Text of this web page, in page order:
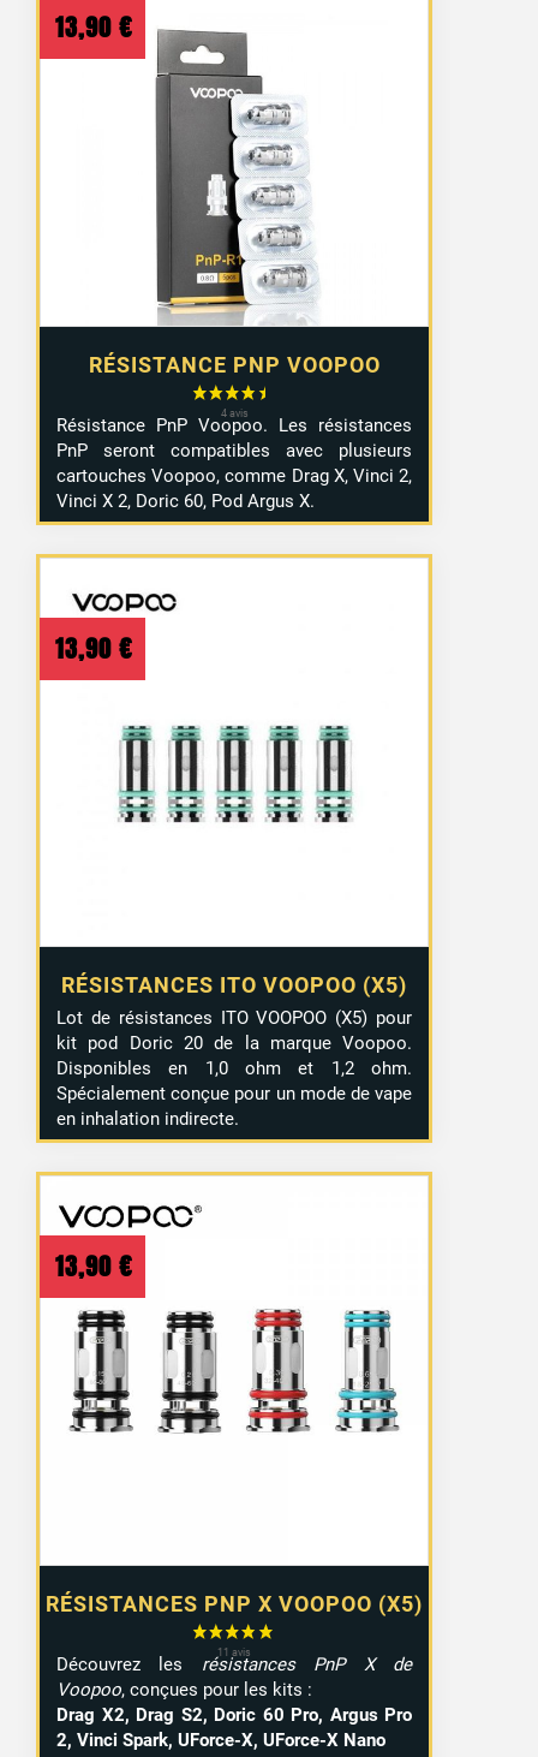
RÉSISTANCE PNP VOOPOO
13,90 €
Résistance PnP Voopoo. Les résistances
PnP seront compatibles avec plusieurs
cartouches Voopoo, comme Drag X, Vinci 2,
Vinci X 2, Doric 60, Pod Argus X.
RÉSISTANCES ITO VOOPOO (X5)
13,90 €
Lot de résistances ITO VOOPOO (X5) pour
kit pod Doric 20 de la marque Voopoo.
Disponibles en 1,0 ohm et 1,2 ohm.
Spécialement conçue pour un mode de vape
en inhalation indirecte.
RÉSISTANCES PNP X VOOPOO (X5)
13,90 €
Découvrez les résistances PnP X de
Voopoo, conçues pour les kits :
Drag X2, Drag S2, Doric 60 Pro, Argus Pro
2, Vinci Spark, UForce-X, UForce-X Nano